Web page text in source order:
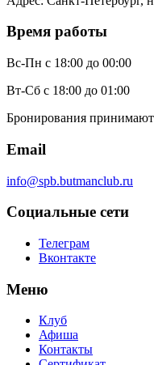
Время работы
Вс-Пн с 18:00 до 00:00
Вт-Сб с 18:00 до 01:00
Бронирования
Email
info@spb.butmanclub.ru
Социальные сети
Телеграм
Вконтакте
Меню
Клуб
Афиша
Контакты